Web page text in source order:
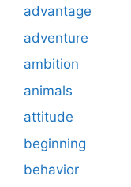
advantage
adventure
ambition
animals
attitude
beginning
behavior